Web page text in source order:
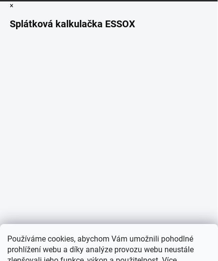
Používáme cookies, abychom Vám umožnili pohodlné
prohlížení webu a díky analýze provozu webu neustále
×
Splátková kalkulačka ESSOX